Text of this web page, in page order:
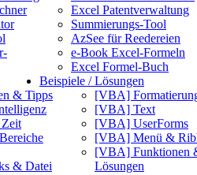
Excel Patentverwaltung
Summierungs-Tool
AzSee für Reedereien
e-Book Excel-Formeln
Excel Formel-Buch
Beispiele / Lösungen
& Tipps
& Datei
[VBA]
[VBA] Text
[VBA] UserForms
[VBA] Menü &
[VBA] Funktionen
Lösungen